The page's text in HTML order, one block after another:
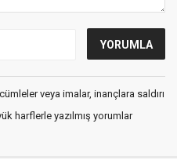
veya imalar, inançlara saldırı
harflerle yazılmış yorumlar